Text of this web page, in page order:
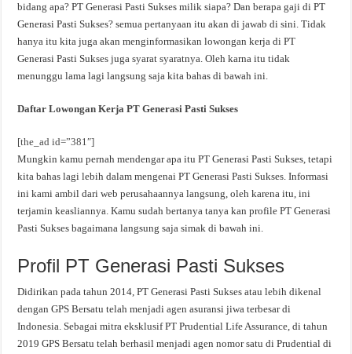
bidang apa? PT Generasi Pasti Sukses milik siapa? Dan berapa gaji di PT
Generasi Pasti Sukses? semua pertanyaan itu akan di jawab di sini. Tidak
hanya itu kita juga akan menginformasikan lowongan kerja di PT
Generasi Pasti Sukses juga syarat syaratnya. Oleh karna itu tidak
menunggu lama lagi langsung saja kita bahas di bawah ini.
Daftar Lowongan Kerja PT Generasi Pasti Sukses
[the_ad id=”381″]
Mungkin kamu pernah mendengar apa itu PT Generasi Pasti Sukses, tetapi
kita bahas lagi lebih dalam mengenai PT Generasi Pasti Sukses. Informasi
ini kami ambil dari web perusahaannya langsung, oleh karena itu, ini
terjamin keasliannya. Kamu sudah bertanya tanya kan profile PT Generasi
Pasti Sukses bagaimana langsung saja simak di bawah ini.
Profil PT Generasi Pasti Sukses
Didirikan pada tahun 2014, PT Generasi Pasti Sukses atau lebih dikenal
dengan GPS Bersatu telah menjadi agen asuransi jiwa terbesar di
Indonesia. Sebagai mitra eksklusif PT Prudential Life Assurance, di tahun
2019 GPS Bersatu telah berhasil menjadi agen nomor satu di Prudential di